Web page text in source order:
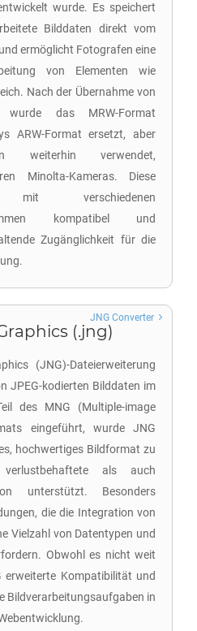
wurde. Es speichert
Bilddaten direkt vom
ermöglicht Fotografen eine
von Elementen wie
Nach der Übernahme von
das MRW-Format
ARW-Format ersetzt, aber
weiterhin verwendet,
Minolta-Kameras. Diese
verschiedenen
kompatibel und
Zugänglichkeit für die
(.jng)
(JNG)-Dateierweiterung
JPEG-kodierten Bilddaten im
des MNG (Multiple-image
eingeführt, wurde JNG
hochwertiges Bildformat zu
als auch
unterstützt. Besonders
die die Integration von
Vielzahl von Datentypen und
Obwohl es nicht weit
erweiterte Kompatibilität und
Bildverarbeitungsaufgaben in
JNG Converter